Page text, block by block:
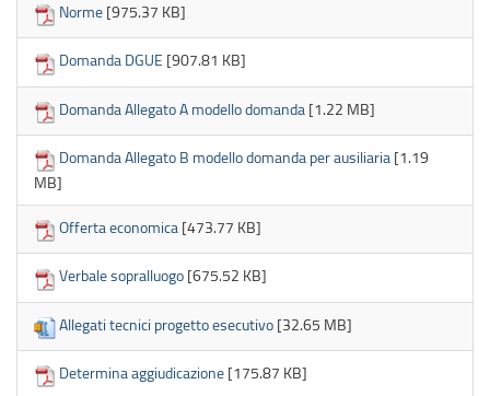
Norme [975.37 KB]
Domanda DGUE [907.81 KB]
Domanda Allegato A modello domanda [1.22 MB]
Domanda Allegato B modello domanda per ausiliaria [1.19
MB]
Offerta economica [473.77 KB]
Verbale sopralluogo [675.52 KB]
Allegati tecnici progetto esecutivo [32.65 MB]
Determina aggiudicazione [175.87 KB]